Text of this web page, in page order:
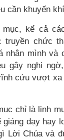
cần khuyến
mục, kể cả
chức
nhân mình và
gây nghi
cửu vượt
chỉ là linh
dạy hay
Lời Chúa và